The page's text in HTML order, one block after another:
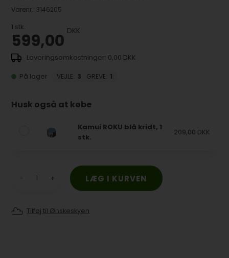
Varenr.: 3146205
1 stk.
599,00 DKK
0,00 DKK
På lager
VEJLE: 3 GREVE: 1
Husk også at købe
Kamui ROKU blå kridt, 1
stk.
209,00 DKK
- +
Tilføj til Ønskeskyen